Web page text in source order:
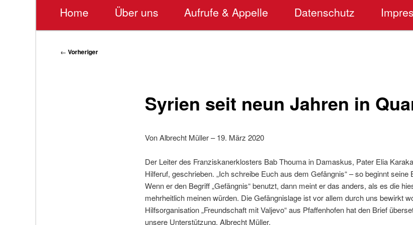
Home Über uns Aufrufe & Appelle Datenschutz
Beitragsnavigation
← Vorheriger
Syrien seit neun Jahren in
Von Albrecht Müller – 19. März 2020
Der Leiter des Franziskanerklosters Bab Thouma in Damaskus, Pater Elia
Hilferuf, geschrieben. „Ich schreibe Euch aus dem Gefängnis“ – so beginnt
Wenn er den Begriff „Gefängnis“ benutzt, dann meint er das anders, als es die
mehrheitlich meinen würden. Die Gefängnislage ist vor allem durch uns bewirkt
Hilfsorganisation „Freundschaft mit Valjevo“ aus Pfaffenhofen hat den Brief
unsere Unterstützung. Albrecht Müller.